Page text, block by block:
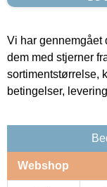
Vi har
dem med stjerner
sortimentstørrelse,
betingelser,
Webshop